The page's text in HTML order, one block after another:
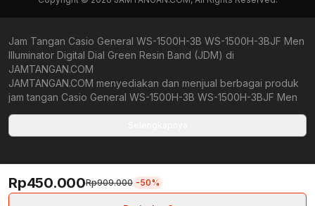
Jam Tangan Casio General WS-1500H-3B WS-1500H-3BJF Men
Illuminator Digital Dial Green Resin Band (JDM) di
JAMTANGAN.COM
JAMTANGAN.COM menyediakan dan menjual berbagai produk
jam tangan Casio General WS-1500H-3B WS-1500H-3BJF Men
Kami berkomitmen untuk memberi penawaran terbaik bagi
yang tersedia merupakan produk jam tangan original,
berkualitas tinggi, dan memiliki harga yang lebih terjangkau dari
toko online Indonesia lainnya. Anda, watchlovers, merupakan
Rp450.000Rp909.000 -50%